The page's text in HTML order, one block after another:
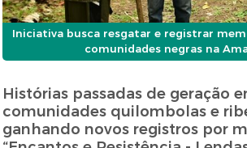
Iniciativa busca resgatar e registrar
comunidades negras na
Histórias passadas de geração
comunidades quilombolas e
ganhando novos registros por